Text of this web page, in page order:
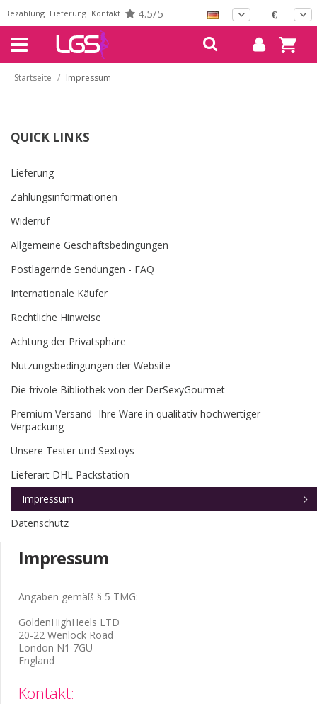
Bezahlung Lieferung Kontakt 4.5/5 €
Startseite / Impressum
QUICK LINKS
Lieferung
Zahlungsinformationen
Widerruf
Allgemeine Geschäftsbedingungen
Postlagernde Sendungen - FAQ
Internationale Käufer
Rechtliche Hinweise
Achtung der Privatsphäre
Nutzungsbedingungen der Website
Die frivole Bibliothek von der DerSexyGourmet
Premium Versand- Ihre Ware in qualitativ hochwertiger
Verpackung
Unsere Tester und Sextoys
Lieferart DHL Packstation
Impressum
Datenschutz
Impressum
Angaben gemäß § 5 TMG:
GoldenHighHeels LTD
20-22 Wenlock Road
London N1 7GU
England
Kontakt: